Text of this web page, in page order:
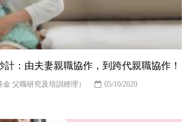
計：由夫妻親職協作，到跨代親職協作！
父職研究及培訓經理）
05/10/2020